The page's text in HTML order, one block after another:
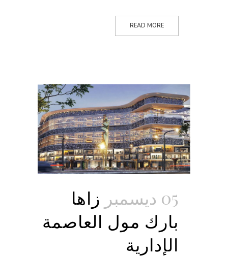
READ MORE
05 ديسمبر
زاها
بارك مول العاصمة
الإدارية